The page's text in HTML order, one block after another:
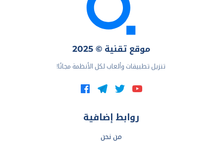
موقع تقنية © 2025
تنزيل تطبيقات وألعاب لكل الأنظمة مجانًا!
روابط إضافية
من نحن